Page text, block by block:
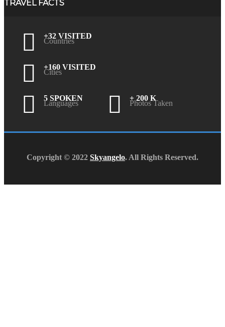
TRAVEL FACTS
+32 VISITED
Countries
+160 VISITED
Cities
5 SPOKEN
Languages
+ 200 K
Photos Taken
Copyright © 2022 Skyangelo. All Rights Reserved.